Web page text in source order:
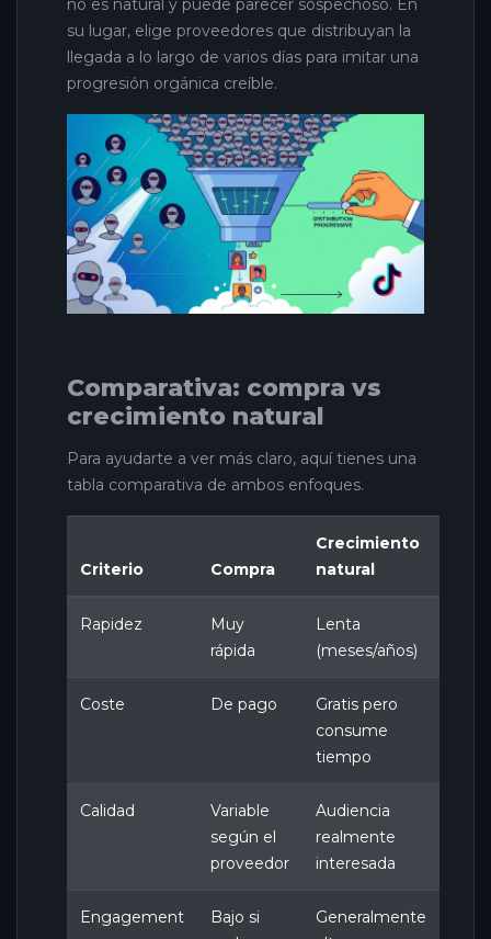
no es natural y puede parecer sospechoso. En
su lugar, elige proveedores que distribuyan la
llegada a lo largo de varios días para imitar una
progresión orgánica creíble.
Comparativa: compra vs
crecimiento natural
Para ayudarte a ver más claro, aquí tienes una
tabla comparativa de ambos enfoques.
Criterio Compra
Crecimiento
natural
Rapidez
Muy
rápida
Lenta
(meses/años)
Coste De pago
Gratis pero
consume
tiempo
Calidad
Variable
según el
proveedor
Audiencia
realmente
interesada
Engagement
Bajo si
Generalmente